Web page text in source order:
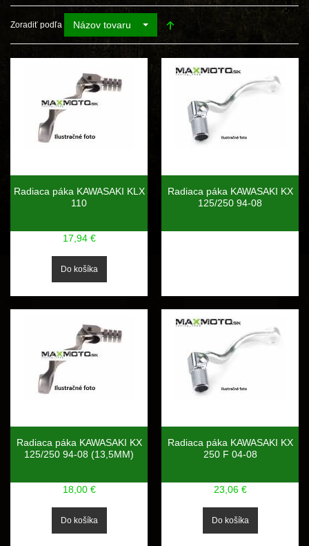
Zoradiť podľa Názov tovaru
Radiaca páka KAWASAKI KLX
110
17,94 €
Radiaca páka KAWASAKI KX
125/250 94-08
Radiaca páka KAWASAKI KX
125/250 94-08 (13,5MM)
18,00 €
Radiaca páka KAWASAKI KX
250 F 04-08
23,06 €